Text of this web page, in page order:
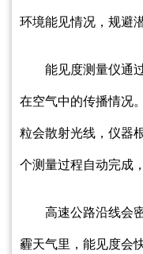
环境能见情况，规避
能见度测量仪通
在空气中的传播情况
粒会散射光线，仪器
个测量过程自动完成
高速公路沿线会
霾天气里，能见度会